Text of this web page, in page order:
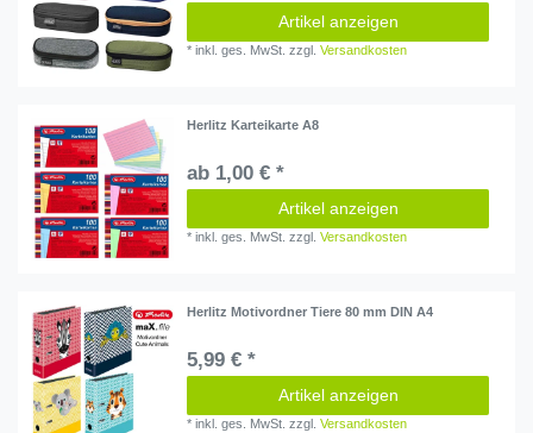
Artikel anzeigen
*inkl. ges. MwSt. zzgl.Versandkosten
Herlitz Karteikarte A8
ab 1,00 € *
Artikel anzeigen
*inkl. ges. MwSt. zzgl.Versandkosten
Herlitz Motivordner Tiere 80 mm DIN A4
5,99 € *
Artikel anzeigen
*inkl. ges. MwSt. zzgl.Versandkosten